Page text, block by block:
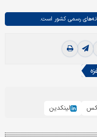
رسمی کشور است.
لینکدین